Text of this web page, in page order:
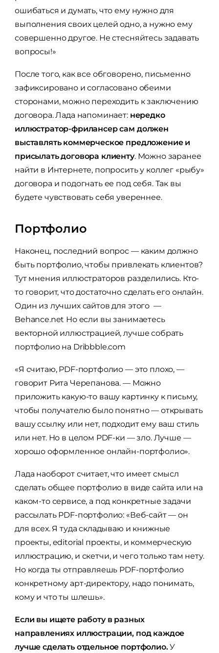
ошибаться и думать, что ему нужно для
выполнения своих целей одно, а нужно ему
совершенно другое. Не стесняйтесь задавать
вопросы!»
После того, как все обговорено, письменно
зафиксировано и согласовано обеими
сторонами, можно переходить к заключению
договора. Лада напоминает: нередко
иллюстратор-фрилансер сам должен
выставлять коммерческое предложение и
присылать договора клиенту. Можно заранее
найти в Интернете, попросить у коллег «рыбу»
договора и подогнать ее под себя. Так вы
будете чувствовать себя увереннее.
Портфолио
Наконец, последний вопрос — каким должно
быть портфолио, чтобы привлекать клиентов?
Тут мнения иллюстраторов разделились. Кто-
то говорит, что достаточно сделать его онлайн.
Один из лучших сайтов для этого —
Behance.net Но если вы занимаетесь
векторной иллюстрацией, лучше собрать
портфолио на Dribbble.com
«Я считаю, PDF-портфолио — это плохо, —
говорит Рита Черепанова. — Можно
приложить какую-то вашу картинку к письму,
чтобы получателю было понятно — открывать
вашу ссылку или нет, подходит ему ваш стиль
или нет. Но в целом PDF-ки — зло. Лучше —
хорошо оформленное онлайн-портфолио».
Лада наоборот считает, что имеет смысл
сделать общее портфолио в виде сайта или на
каком-то сервисе, а под конкретные задачи
рассылать PDF-портфолио: «Веб-сайт — он
для всех. Я туда складываю и книжные
проекты, editorial проекты, и коммерческую
иллюстрацию, и скетчи, и чего только там нету.
Но когда ты отправляешь PDF-портфолио
конкретному арт-директору, надо понимать,
кому и что ты шлешь».
Если вы ищете работу в разных
направлениях иллюстрации, под каждое
лучше сделать отдельное портфолио.У